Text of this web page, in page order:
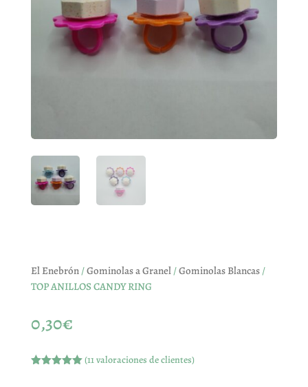
El Enebrón/Gominolas a Granel/Gominolas Blancas/
TOP ANILLOS CANDY RING
0,30€
(11valoraciones de clientes)